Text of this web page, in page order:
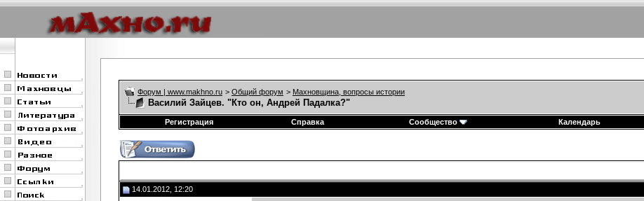
Форум | www.makhno.ru > Общий форум > Махновщина, вопросы истории
Василий Зайцев. "Кто он, Андрей Падалка?"
Регистрация
Справка Сообщество Календарь
14.01.2012, 12:20